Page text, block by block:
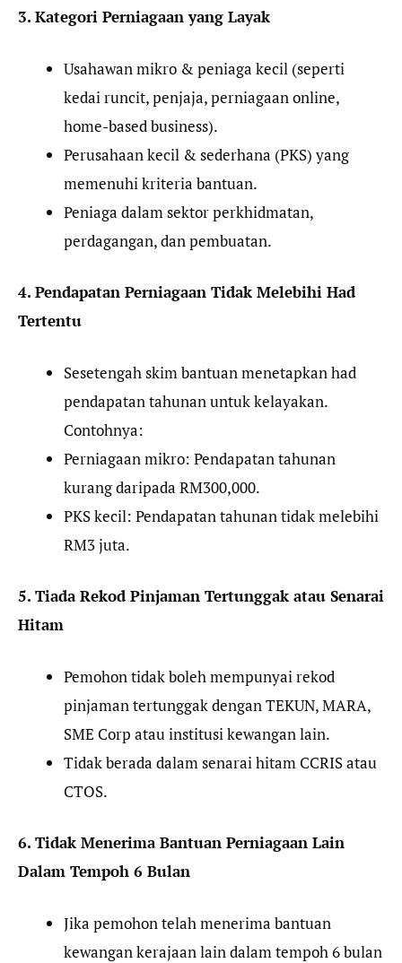
3. Kategori Perniagaan yang Layak
Usahawan mikro & peniaga kecil (seperti
kedai runcit, penjaja, perniagaan online,
home-based business).
Perusahaan kecil & sederhana (PKS) yang
memenuhi kriteria bantuan.
Peniaga dalam sektor perkhidmatan,
perdagangan, dan pembuatan.
4. Pendapatan Perniagaan Tidak Melebihi Had
Tertentu
Sesetengah skim bantuan menetapkan had
pendapatan tahunan untuk kelayakan.
Contohnya:
Perniagaan mikro: Pendapatan tahunan
kurang daripada RM300,000.
PKS kecil: Pendapatan tahunan tidak melebihi
RM3 juta.
5. Tiada Rekod Pinjaman Tertunggak atau Senarai
Hitam
Pemohon tidak boleh mempunyai rekod
pinjaman tertunggak dengan TEKUN, MARA,
SME Corp atau institusi kewangan lain.
Tidak berada dalam senarai hitam CCRIS atau
CTOS.
6. Tidak Menerima Bantuan Perniagaan Lain
Dalam Tempoh 6 Bulan
Jika pemohon telah menerima bantuan
kewangan kerajaan lain dalam tempoh 6 bulan